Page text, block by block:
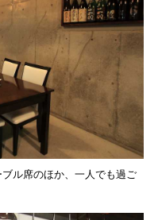
ル席のほか、一人でも過ご